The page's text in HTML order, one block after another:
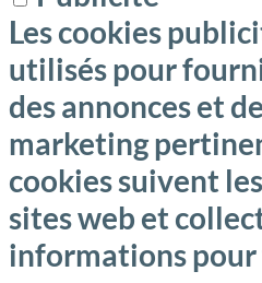
Les cookies
utilisés pour
des annonces et
marketing
cookies suivent
sites web et
informations